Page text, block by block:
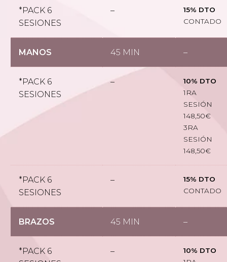
*PACK 6
SESIONES
–
15% DTO
CONTADO
MANOS 45 MIN –
*PACK 6
SESIONES
–
10% DTO
1RA
SESIÓN
148,50€
3RA
SESIÓN
148,50€
*PACK 6
SESIONES
–
15% DTO
CONTADO
BRAZOS 45 MIN –
*PACK 6
–
10% DTO